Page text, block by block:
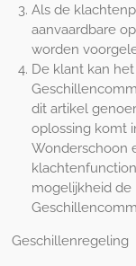
Als de
aanvaardbare
worden
De klant kan
dit artikel
oplossing komt
Wonderschoon
mogelijkheid
Geschillenregeling